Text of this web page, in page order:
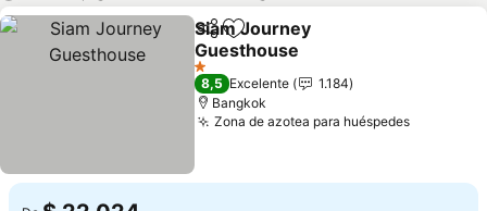
CompartirAgregar a favoritos
Siam Journey
Guesthouse
Ver precios
1 Estrellas
8,5 Excelente
1.184
Bangkok
Zona de azotea para huéspedesVer